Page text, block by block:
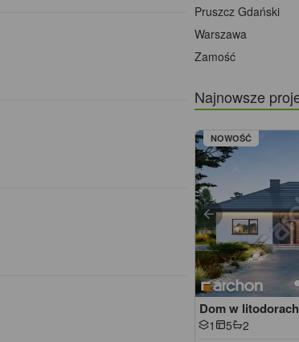
Pruszcz Gdański
Warszawa
Zamość
Najnowsze
NOWOŚĆ
Dom w
1 5 2